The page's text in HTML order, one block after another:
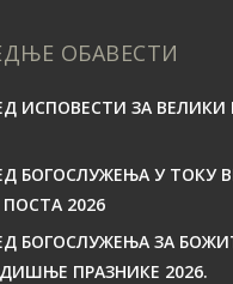
ОБАВЕСТИ
ИСПОВЕСТИ ЗА ВЕЛИКИ
БОГОСЛУЖЕЊА У ТОКУ
2026
БОГОСЛУЖЕЊА ЗА
ПРАЗНИКЕ 2026.